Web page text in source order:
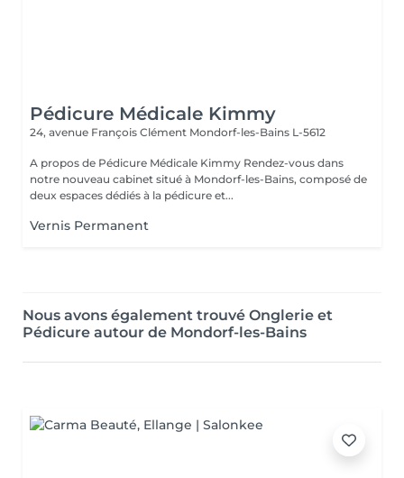
Pédicure Médicale Kimmy
24, avenue François Clément Mondorf-les-Bains L-5612
A propos de Pédicure Médicale Kimmy Rendez-vous dans
notre nouveau cabinet situé à Mondorf-les-Bains, composé de
deux espaces dédiés à la pédicure et...
Vernis Permanent
Nous avons également trouvé Onglerie et
Pédicure autour de Mondorf-les-Bains